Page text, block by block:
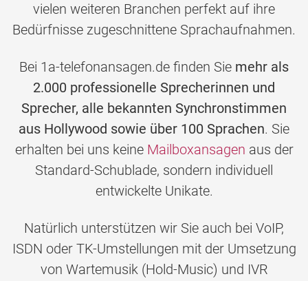
vielen weiteren Branchen perfekt auf ihre
Bedürfnisse zugeschnittene Sprachaufnahmen.
Bei 1a-telefonansagen.de finden Sie mehr als
2.000 professionelle Sprecherinnen und
Sprecher, alle bekannten Synchronstimmen
aus Hollywood sowie über 100 Sprachen. Sie
erhalten bei uns keine Mailboxansagen aus der
Standard-Schublade, sondern individuell
entwickelte Unikate.
Natürlich unterstützen wir Sie auch bei VoIP,
ISDN oder TK-Umstellungen mit der Umsetzung
von Wartemusik (Hold-Music) und IVR